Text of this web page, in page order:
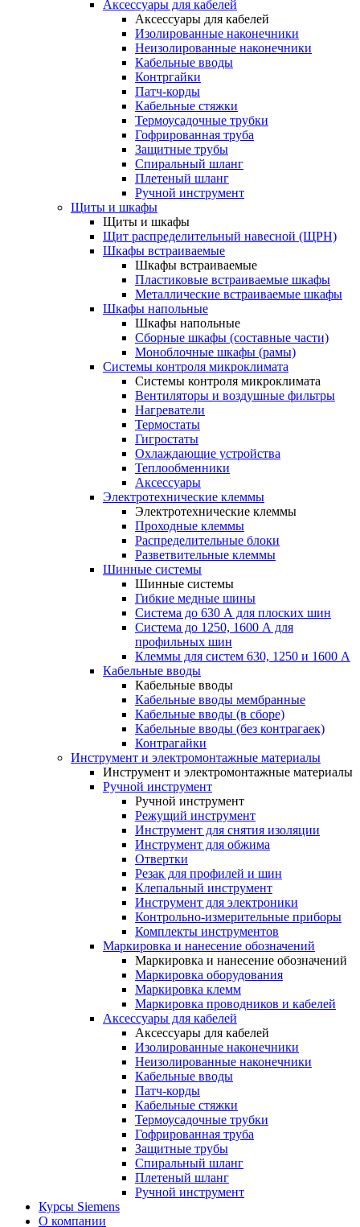
Аксессуары для кабелей
Аксессуары для кабелей
Изолированные наконечники
Неизолированные наконечники
Кабельные вводы
Контргайки
Патч-корды
Кабельные стяжки
Термоусадочные трубки
Гофрированная труба
Защитные трубы
Спиральный шланг
Плетеный шланг
Ручной инструмент
Щиты и шкафы
Щиты и шкафы
Щит распределительный навесной (ЩРН)
Шкафы встраиваемые
Шкафы встраиваемые
Пластиковые встраиваемые шкафы
Металлические встраиваемые шкафы
Шкафы напольные
Шкафы напольные
Сборные шкафы (составные части)
Моноблочные шкафы (рамы)
Системы контроля микроклимата
Системы контроля микроклимата
Вентиляторы и воздушные фильтры
Нагреватели
Термостаты
Гигростаты
Охлаждающие устройства
Теплообменники
Аксессуары
Электротехнические клеммы
Электротехнические клеммы
Проходные клеммы
Распределительные блоки
Разветвительные клеммы
Шинные системы
Шинные системы
Гибкие медные шины
Система до 630 А для плоских шин
Система до 1250, 1600 А для
профильных шин
Клеммы для систем 630, 1250 и 1600 А
Кабельные вводы
Кабельные вводы
Кабельные вводы мембранные
Кабельные вводы (в сборе)
Кабельные вводы (без контрагаек)
Контрагайки
Инструмент и электромонтажные материалы
Инструмент и электромонтажные материалы
Ручной инструмент
Ручной инструмент
Режущий инструмент
Инструмент для снятия изоляции
Инструмент для обжима
Отвертки
Резак для профилей и шин
Клепальный инструмент
Инструмент для электроники
Контрольно-измерительные приборы
Комплекты инструментов
Маркировка и нанесение обозначений
Маркировка и нанесение обозначений
Маркировка оборудования
Маркировка клемм
Маркировка проводников и кабелей
Аксессуары для кабелей
Аксессуары для кабелей
Изолированные наконечники
Неизолированные наконечники
Кабельные вводы
Патч-корды
Кабельные стяжки
Термоусадочные трубки
Гофрированная труба
Защитные трубы
Спиральный шланг
Плетеный шланг
Ручной инструмент
Курсы Siemens
О компании